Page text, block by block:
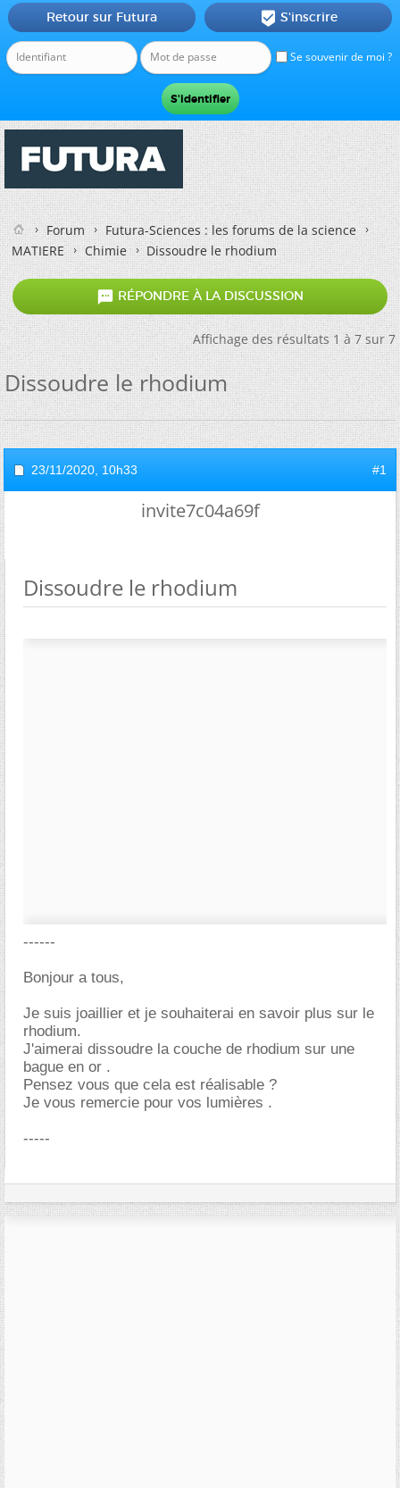
Se souvenir de moi ?
Retour sur Futura  S'inscrire
Forum
Futura-Sciences : les forums de la science
MATIERE
Chimie Dissoudre le rhodium
 RÉPONDRE À LA DISCUSSION
Affichage des résultats 1 à 7 sur 7
Dissoudre le rhodium
23/11/2020, 10h33 #1
invite7c04a69f
Dissoudre le rhodium
------
Bonjour a tous,
Je suis joaillier et je souhaiterai en savoir plus sur le
rhodium.
J'aimerai dissoudre la couche de rhodium sur une
bague en or .
Pensez vous que cela est réalisable ?
Je vous remercie pour vos lumières .
-----